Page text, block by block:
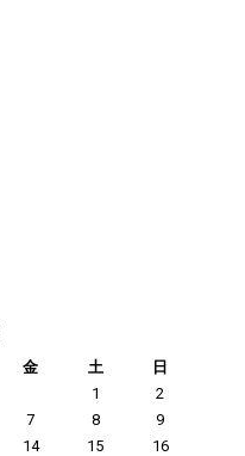
金 土
日
1
2
7 8
9
14 15
16